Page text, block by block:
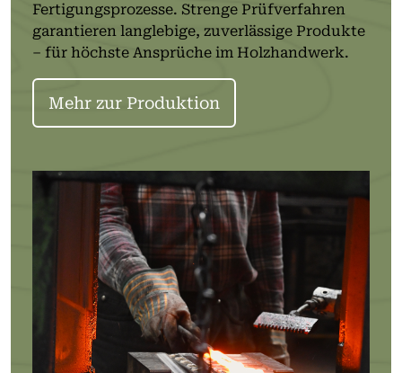
Fertigungsprozesse. Strenge Prüfverfahren
garantieren langlebige, zuverlässige Produkte
– für höchste Ansprüche im Holzhandwerk.
Mehr zur Produktion